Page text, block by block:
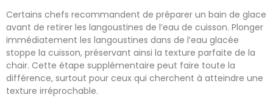
Certains chefs recommandent de préparer un bain de glace
avant de retirer les langoustines de l’eau de cuisson. Plonger
immédiatement les langoustines dans de l’eau glacée
stoppe la cuisson, préservant ainsi la texture parfaite de la
chair. Cette étape supplémentaire peut faire toute la
différence, surtout pour ceux qui cherchent à atteindre une
texture irréprochable.